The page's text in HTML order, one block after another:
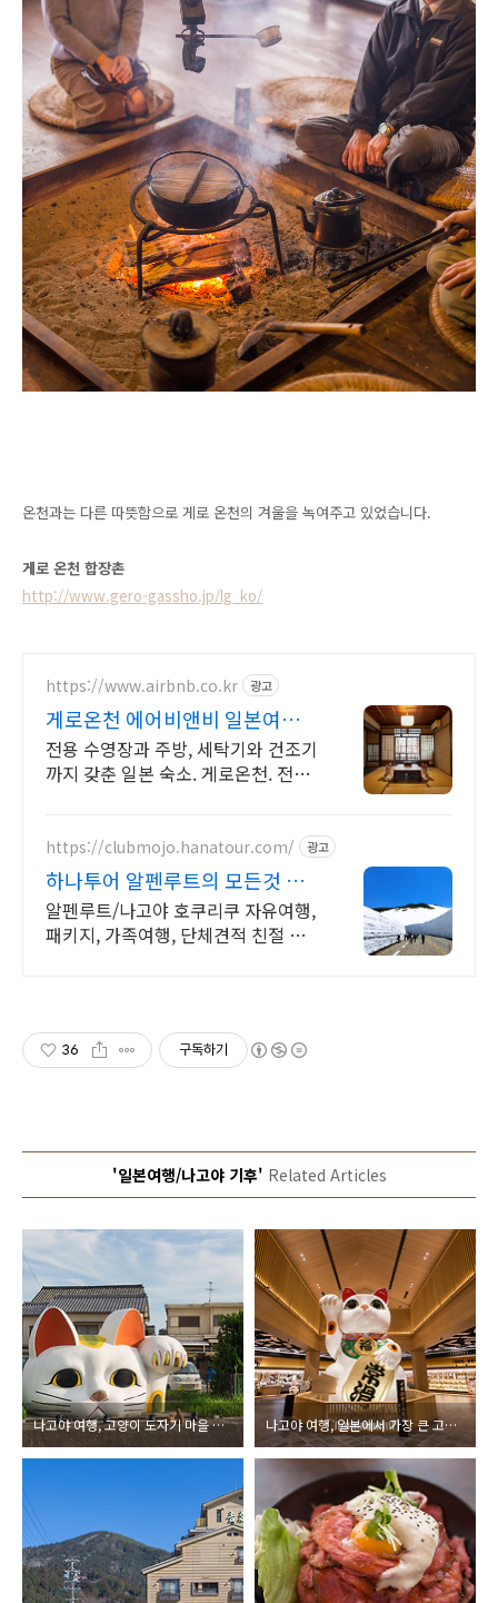
온천과는 다른 따뜻함으로 게로 온천의 겨울을 녹여주고 있었습니다.
게로 온천 합장촌
http://www.gero-gassho.jp/lg_ko/
https://www.airbnb.co.kr 광고
게로온천 에어비앤비 일본여행도
우리집처럼
전용 수영장과 주방, 세탁기와 건조기
까지 갖춘 일본 숙소. 게로온천. 전용
https://clubmojo.hanatour.com/ 광고
하나투어 알펜루트의 모든것 하
나투어 공식예약 인증센터
알펜루트/나고야 호쿠리쿠 자유여행,
패키지, 가족여행, 단체견적 친절 신
36 구독하기
'일본여행/나고야 기후' Related Articles
나고야 여행, 고양이 도자기 마을 도코나메 나고야 여행, 일본에서 가장 큰 고양이 동상이 있는 도코나메 이온 쇼핑 몰